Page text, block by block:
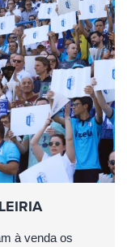
à venda os